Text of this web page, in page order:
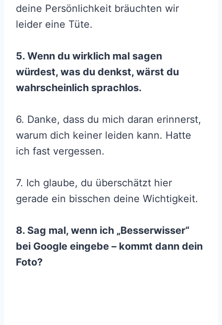
deine Persönlichkeit bräuchten wir
leider eine Tüte.
5. Wenn du wirklich mal sagen
würdest, was du denkst, wärst du
wahrscheinlich sprachlos.
6. Danke, dass du mich daran erinnerst,
warum dich keiner leiden kann. Hatte
ich fast vergessen.
7. Ich glaube, du überschätzt hier
gerade ein bisschen deine Wichtigkeit.
8. Sag mal, wenn ich „Besserwisser“
bei Google eingebe – kommt dann dein
Foto?